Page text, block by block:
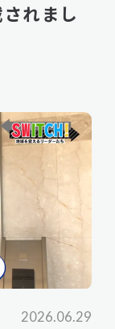
れまし
2026.06.29